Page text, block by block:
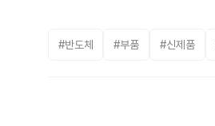
#반도체 #부품 #신제품